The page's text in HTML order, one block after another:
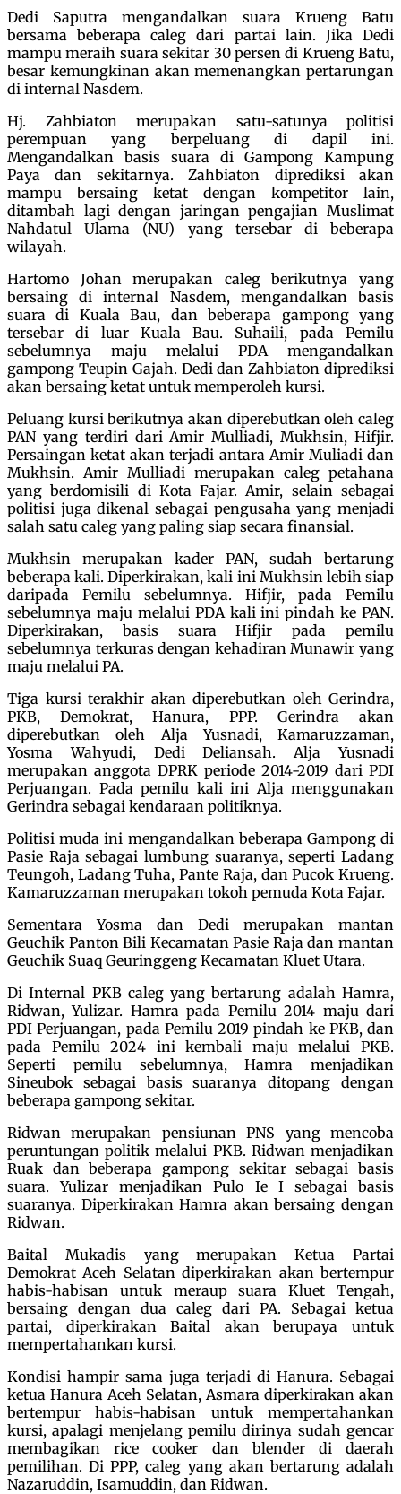
Dedi Saputra mengandalkan suara Krueng Batu
bersama beberapa caleg dari partai lain. Jika Dedi
mampu meraih suara sekitar 30 persen di Krueng Batu,
besar kemungkinan akan memenangkan pertarungan
di internal Nasdem.
Hj. Zahbiaton merupakan satu-satunya politisi
perempuan yang berpeluang di dapil ini.
Mengandalkan basis suara di Gampong Kampung
Paya dan sekitarnya. Zahbiaton diprediksi akan
mampu bersaing ketat dengan kompetitor lain,
ditambah lagi dengan jaringan pengajian Muslimat
Nahdatul Ulama (NU) yang tersebar di beberapa
wilayah.
Hartomo Johan merupakan caleg berikutnya yang
bersaing di internal Nasdem, mengandalkan basis
suara di Kuala Bau, dan beberapa gampong yang
tersebar di luar Kuala Bau. Suhaili, pada Pemilu
sebelumnya maju melalui PDA mengandalkan
gampong Teupin Gajah. Dedi dan Zahbiaton diprediksi
akan bersaing ketat untuk memperoleh kursi.
Peluang kursi berikutnya akan diperebutkan oleh caleg
PAN yang terdiri dari Amir Mulliadi, Mukhsin, Hifjir.
Persaingan ketat akan terjadi antara Amir Muliadi dan
Mukhsin. Amir Mulliadi merupakan caleg petahana
yang berdomisili di Kota Fajar. Amir, selain sebagai
politisi juga dikenal sebagai pengusaha yang menjadi
salah satu caleg yang paling siap secara finansial.
Mukhsin merupakan kader PAN, sudah bertarung
beberapa kali. Diperkirakan, kali ini Mukhsin lebih siap
daripada Pemilu sebelumnya. Hifjir, pada Pemilu
sebelumnya maju melalui PDA kali ini pindah ke PAN.
Diperkirakan, basis suara Hifjir pada pemilu
sebelumnya terkuras dengan kehadiran Munawir yang
maju melalui PA.
Tiga kursi terakhir akan diperebutkan oleh Gerindra,
PKB, Demokrat, Hanura, PPP. Gerindra akan
diperebutkan oleh Alja Yusnadi, Kamaruzzaman,
Yosma Wahyudi, Dedi Deliansah. Alja Yusnadi
merupakan anggota DPRK periode 2014-2019 dari PDI
Perjuangan. Pada pemilu kali ini Alja menggunakan
Gerindra sebagai kendaraan politiknya.
Politisi muda ini mengandalkan beberapa Gampong di
Pasie Raja sebagai lumbung suaranya, seperti Ladang
Teungoh, Ladang Tuha, Pante Raja, dan Pucok Krueng.
Kamaruzzaman merupakan tokoh pemuda Kota Fajar.
Sementara Yosma dan Dedi merupakan mantan
Geuchik Panton Bili Kecamatan Pasie Raja dan mantan
Geuchik Suaq Geuringgeng Kecamatan Kluet Utara.
Di Internal PKB caleg yang bertarung adalah Hamra,
Ridwan, Yulizar. Hamra pada Pemilu 2014 maju dari
PDI Perjuangan, pada Pemilu 2019 pindah ke PKB, dan
pada Pemilu 2024 ini kembali maju melalui PKB.
Seperti pemilu sebelumnya, Hamra menjadikan
Sineubok sebagai basis suaranya ditopang dengan
beberapa gampong sekitar.
Ridwan merupakan pensiunan PNS yang mencoba
peruntungan politik melalui PKB. Ridwan menjadikan
Ruak dan beberapa gampong sekitar sebagai basis
suara. Yulizar menjadikan Pulo Ie I sebagai basis
suaranya. Diperkirakan Hamra akan bersaing dengan
Ridwan.
Baital Mukadis yang merupakan Ketua Partai
Demokrat Aceh Selatan diperkirakan akan bertempur
habis-habisan untuk meraup suara Kluet Tengah,
bersaing dengan dua caleg dari PA. Sebagai ketua
partai, diperkirakan Baital akan berupaya untuk
mempertahankan kursi.
Kondisi hampir sama juga terjadi di Hanura. Sebagai
ketua Hanura Aceh Selatan, Asmara diperkirakan akan
bertempur habis-habisan untuk mempertahankan
kursi, apalagi menjelang pemilu dirinya sudah gencar
membagikan rice cooker dan blender di daerah
pemilihan. Di PPP, caleg yang akan bertarung adalah
Nazaruddin, Isamuddin, dan Ridwan.